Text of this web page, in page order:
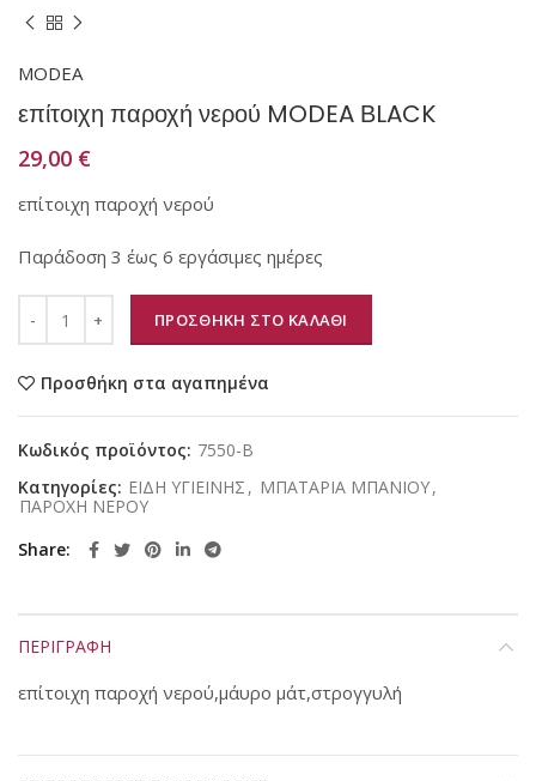
MODEA
επίτοιχη παροχή νερού MODEA ΒLACK
29,00 €
επίτοιχη παροχή νερού
Παράδοση 3 έως 6 εργάσιμες ημέρες
ΠΡΟΣΘΗΚΗ ΣΤΟ ΚΑΛΑΘΙ
Προσθήκη στα αγαπημένα
Κωδικός προϊόντος: 7550-Β
Κατηγορίες: ΕΙΔΗ ΥΓΙΕΙΝΗΣ , ΜΠΑΤΑΡΙΑ ΜΠΑΝΙΟΥ,
ΠΑΡΟΧΗ ΝΕΡΟΥ
Share
ΠΕΡΙΓΡΑΦΗ
επίτοιχη παροχή νερού,μάυρο μάτ,στρογγυλή